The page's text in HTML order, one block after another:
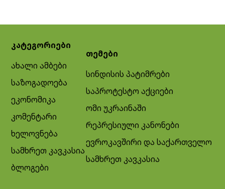
კატეგორიები
ახალი ამბები
საზოგადოება
ეკონომიკა
კომენტარი
ხელოვნება
სამხრეთ კავკასია
ბლოგები
თემები
სინდისის პატიმრები
საპროტესტო აქციები
ომი უკრაინაში
რეპრესიული კანონები
ევროკავშირი და საქართველო
სამხრეთ კავკასია